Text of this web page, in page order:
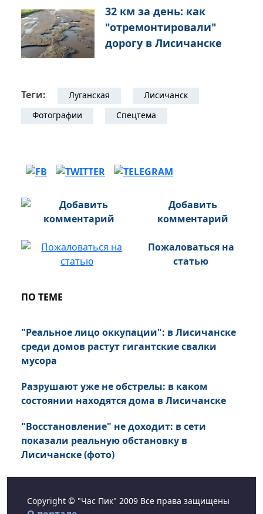
32 км за день: как
"отремонтировали"
дорогу в Лисичанске
Теги: Луганская
Лисичанск
Фотографии
Спецтема
Добавить
комментарий
Пожаловаться на
статью
ПО ТЕМЕ
"Реальное лицо оккупации": в Лисичанске
среди домов растут гигантские свалки
мусора
Разрушают уже не обстрелы: в каком
состоянии находятся дома в Лисичанске
"Восстановление" не доходит: в сети
показали реальную обстановку в
Лисичанске (фото)
Copyright © "Час Пик" 2009 Все права защищены